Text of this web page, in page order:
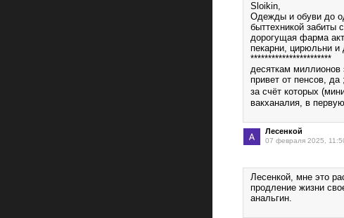
Sloikin,
Одежды и обуви до
быттехникой забиты
дорогущая фарма
пекарни, цирюльни и
***********************
десяткам миллионов
привет от пенсов, да
за счёт которых
вакханалия, в
Лесенкой
07 февраля 2025,
Лесенкой, мне это
продление жизни
анальгин.